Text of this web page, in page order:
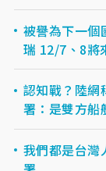
被譽為下一
瑞 12/7、8將
認知戰？陸
署：是雙方船
我們都是台灣